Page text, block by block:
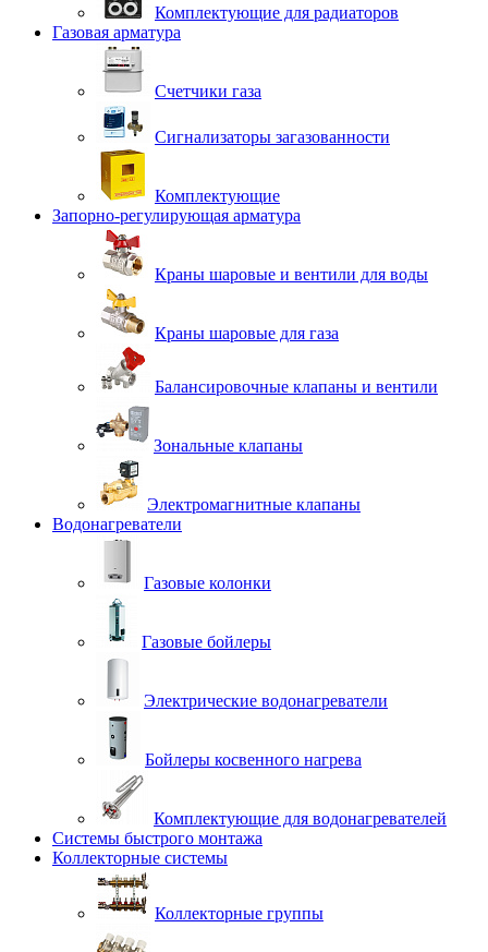
Комплектующие для радиаторов
Газовая арматура
Счетчики газа
Сигнализаторы загазованности
Комплектующие
Запорно-регулирующая арматура
Краны шаровые и вентили для воды
Краны шаровые для газа
Балансировочные клапаны и вентили
Зональные клапаны
Электромагнитные клапаны
Водонагреватели
Газовые колонки
Газовые бойлеры
Электрические водонагреватели
Бойлеры косвенного нагрева
Комплектующие для водонагревателей
Системы быстрого монтажа
Коллекторные системы
Коллекторные группы